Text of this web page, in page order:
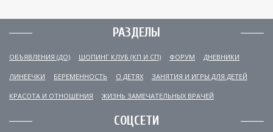
РАЗДЕЛЫ
ОБЪЯВЛЕНИЯ (ДО) ШОПИНГ КЛУБ (КП И СП) ФОРУМ ДНЕВНИКИ
ЛИНЕЕЧКИ БЕРЕМЕННОСТЬ О ДЕТЯХ ЗАНЯТИЯ И ИГРЫ ДЛЯ ДЕТЕЙ
КРАСОТА И ОТНОШЕНИЯ ЖИЗНЬ ЗАМЕЧАТЕЛЬНЫХ ВРАЧЕЙ
СОЦСЕТИ